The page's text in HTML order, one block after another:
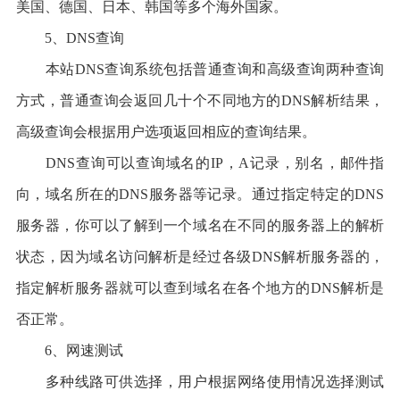
美国、德国、日本、韩国等多个海外国家。
5、DNS查询
本站DNS查询系统包括普通查询和高级查询两种查询
方式，普通查询会返回几十个不同地方的DNS解析结果，
高级查询会根据用户选项返回相应的查询结果。
DNS查询可以查询域名的IP，A记录，别名，邮件指
向，域名所在的DNS服务器等记录。通过指定特定的DNS
服务器，你可以了解到一个域名在不同的服务器上的解析
状态，因为域名访问解析是经过各级DNS解析服务器的，
指定解析服务器就可以查到域名在各个地方的DNS解析是
否正常。
6、网速测试
多种线路可供选择，用户根据网络使用情况选择测试